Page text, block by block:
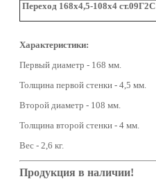
Переход 168х4,5-108х4 ст.09Г2С
Характеристики:
Первый диаметр - 168 мм.
Толщина первой стенки - 4,5 мм.
Второй диаметр - 108 мм.
Толщина второй стенки - 4 мм.
Вес - 2,6 кг.
Продукция в наличии!